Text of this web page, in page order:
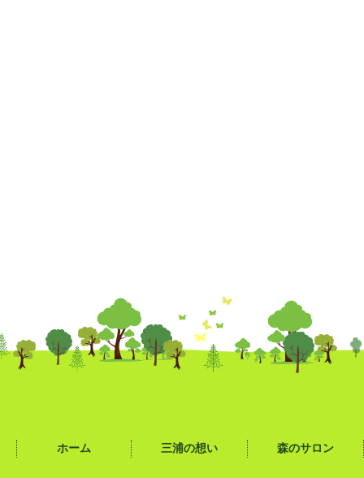
ホーム 三浦の想い 森のサロン